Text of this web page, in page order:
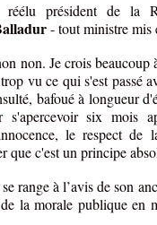
président de la
- tout ministre mis
non. Je crois beaucoup
vu ce qui s'est passé
bafoué à longueur
six mois
le respect de
que c'est un principe
se range à l’avis de son
la morale publique en